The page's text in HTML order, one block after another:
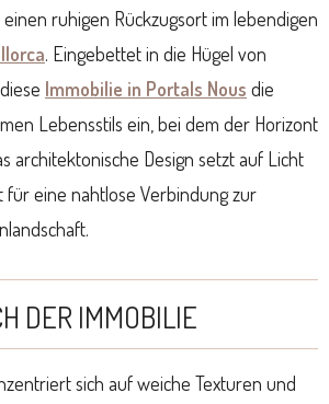
ruhigen Rückzugsort im lebendigen
. Eingebettet in die Hügel von
Immobilie in Portals Nous die
Lebensstils ein, bei dem der Horizont
architektonische Design setzt auf Licht
für eine nahtlose Verbindung zur
DER IMMOBILIE
sich auf weiche Texturen und